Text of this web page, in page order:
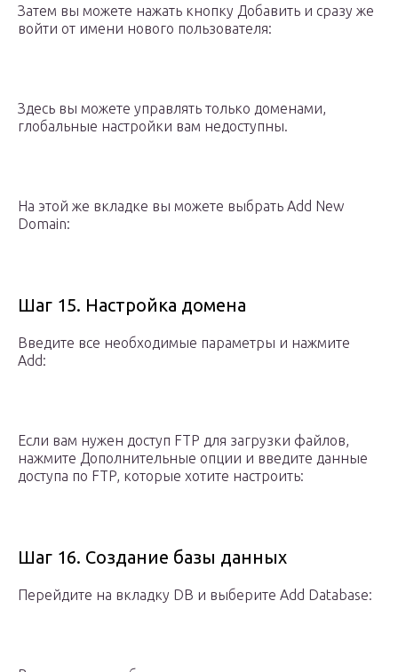
Затем вы можете нажать кнопку Добавить и сразу же
войти от имени нового пользователя:
Здесь вы можете управлять только доменами,
глобальные настройки вам недоступны.
На этой же вкладке вы можете выбрать Add New
Domain:
Шаг 15. Настройка домена
Введите все необходимые параметры и нажмите
Add:
Если вам нужен доступ FTP для загрузки файлов,
нажмите Дополнительные опции и введите данные
доступа по FTP, которые хотите настроить:
Шаг 16. Создание базы данных
Перейдите на вкладку DB и выберите Add Database: